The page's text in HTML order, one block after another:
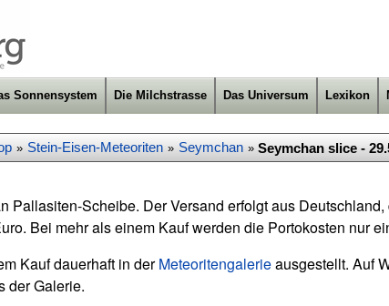
Sonnensystem Die Milchstrasse Das Universum Lexikon
» Stein-Eisen-Meteoriten » Seymchan » Seymchan slice -
Pallasiten-Scheibe. Der Versand erfolgt aus
Bei mehr als einem Kauf werden die Portokosten nur
Kauf dauerhaft in derMeteoritengalerieausgestellt. Auf
der Galerie.